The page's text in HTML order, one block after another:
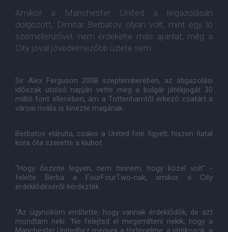
Amikor a Manchester United a leigazolásán
dolgozott, Dimitar Berbatov olyan volt, mint egy ló
szemellenzővel, nem érdekelte más ajánlat, még a
City jóval jövedelmezőbb üzlete sem.
Sir Alex Ferguson 2008 szeptemberében, az átigazolási
időszak utolsó napján vette meg a bolgár játékjogát 30
millió font ellenében, ám a Tottenhamtől érkező csatárt a
városi rivális is kinézte magának.
Berbatov elárulta, csakis a United felé figyelt, hiszen fiatal
kora óta szerette a klubot.
"Hogy őszinte legyen, nem hinném, hogy közel volt" -
felelte Berba a FourFourTwo-nak, amikor a City
érdeklődéséről kérdezték.
"Az ügynököm említette, hogy vannak érdeklődők, de azt
mondtam neki: 'Ne felejtsd el megemlíteni nekik, hogy a